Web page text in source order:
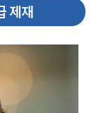
제재